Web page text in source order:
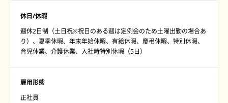
休日/休暇
週休2日制（土日祝※祝日のある週は定例会のため土曜出勤の場合あ
り）、夏季休暇、年末年始休暇、有給休暇、慶弔休暇、特別休暇、
育児休業、介護休業、入社時特別休暇（5日）
雇用形態
正社員